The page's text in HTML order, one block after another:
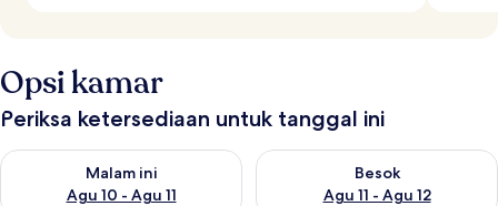
Opsi kamar
Periksa ketersediaan untuk tanggal ini
Malam ini
Agu 10 - Agu 11
Periksa ketersediaan untuk malam ini Agu 10 - Agu 11
Besok
Agu 11 - Agu 12
Periksa ketersediaan untuk